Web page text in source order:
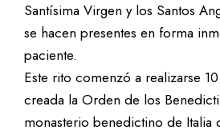
Santísima Virgen y los Santos
se hacen presentes en forma
paciente.
Este rito comenzó a realizarse
creada la Orden de los
monasterio benedictino de Italia